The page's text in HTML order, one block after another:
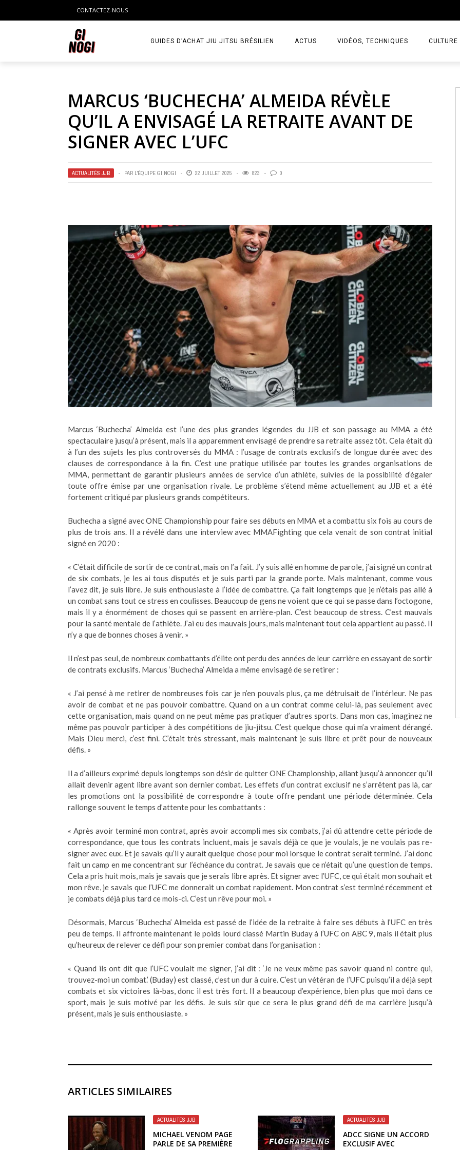
CONTACTEZ-NOUS
GUIDES D’ACHAT JIU JITSU BRÉSILIEN ACTUS VIDÉOS, TECHNIQUES
MARCUS ‘BUCHECHA’ ALMEIDA RÉVÈLE
QU’IL A ENVISAGÉ LA RETRAITE AVANT DE
SIGNER AVEC L’UFC
ACTUALITÉS JJB PAR L'ÉQUIPE GI NOGI 22 JUILLET 2025 823 0
Marcus ‘Buchecha’ Almeida est l’une des plus grandes légendes du JJB et son passage au MMA a été
spectaculaire jusqu’à présent, mais il a apparemment envisagé de prendre sa retraite assez tôt. Cela était dû
à l’un des sujets les plus controversés du MMA : l’usage de contrats exclusifs de longue durée avec des
clauses de correspondance à la fin. C’est une pratique utilisée par toutes les grandes organisations de
MMA, permettant de garantir plusieurs années de service d’un athlète, suivies de la possibilité d’égaler
toute offre émise par une organisation rivale. Le problème s’étend même actuellement au JJB et a été
fortement critiqué par plusieurs grands compétiteurs.
Buchecha a signé avec ONE Championship pour faire ses débuts en MMA et a combattu six fois au cours de
plus de trois ans. Il a révélé dans une interview avec MMAFighting que cela venait de son contrat initial
signé en 2020 :
« C’était difficile de sortir de ce contrat, mais on l’a fait. J’y suis allé en homme de parole, j’ai signé un contrat
de six combats, je les ai tous disputés et je suis parti par la grande porte. Mais maintenant, comme vous
l’avez dit, je suis libre. Je suis enthousiaste à l’idée de combattre. Ça fait longtemps que je n’étais pas allé à
un combat sans tout ce stress en coulisses. Beaucoup de gens ne voient que ce qui se passe dans l’octogone,
mais il y a énormément de choses qui se passent en arrière-plan. C’est beaucoup de stress. C’est mauvais
pour la santé mentale de l’athlète. J’ai eu des mauvais jours, mais maintenant tout cela appartient au passé. Il
n’y a que de bonnes choses à venir. »
Il n’est pas seul, de nombreux combattants d’élite ont perdu des années de leur carrière en essayant de sortir
de contrats exclusifs. Marcus ‘Buchecha’ Almeida a même envisagé de se retirer :
« J’ai pensé à me retirer de nombreuses fois car je n’en pouvais plus, ça me détruisait de l’intérieur. Ne pas
avoir de combat et ne pas pouvoir combattre. Quand on a un contrat comme celui-là, pas seulement avec
cette organisation, mais quand on ne peut même pas pratiquer d’autres sports. Dans mon cas, imaginez ne
même pas pouvoir participer à des compétitions de jiu-jitsu. C’est quelque chose qui m’a vraiment dérangé.
Mais Dieu merci, c’est fini. C’était très stressant, mais maintenant je suis libre et prêt pour de nouveaux
défis. »
Il a d’ailleurs exprimé depuis longtemps son désir de quitter ONE Championship, allant jusqu’à annoncer qu’il
allait devenir agent libre avant son dernier combat. Les effets d’un contrat exclusif ne s’arrêtent pas là, car
les promotions ont la possibilité de correspondre à toute offre pendant une période déterminée. Cela
rallonge souvent le temps d’attente pour les combattants :
« Après avoir terminé mon contrat, après avoir accompli mes six combats, j’ai dû attendre cette période de
correspondance, que tous les contrats incluent, mais je savais déjà ce que je voulais, je ne voulais pas re-
signer avec eux. Et je savais qu’il y aurait quelque chose pour moi lorsque le contrat serait terminé. J’ai donc
fait un camp en me concentrant sur l’échéance du contrat. Je savais que ce n’était qu’une question de temps.
Cela a pris huit mois, mais je savais que je serais libre après. Et signer avec l’UFC, ce qui était mon souhait et
mon rêve, je savais que l’UFC me donnerait un combat rapidement. Mon contrat s’est terminé récemment et
je combats déjà plus tard ce mois-ci. C’est un rêve pour moi. »
Désormais, Marcus ‘Buchecha’ Almeida est passé de l’idée de la retraite à faire ses débuts à l’UFC en très
peu de temps. Il affronte maintenant le poids lourd classé Martin Buday à l’UFC on ABC 9, mais il était plus
qu’heureux de relever ce défi pour son premier combat dans l’organisation :
« Quand ils ont dit que l’UFC voulait me signer, j’ai dit : ‘Je ne veux même pas savoir quand ni contre qui,
trouvez-moi un combat.’ (Buday) est classé, c’est un dur à cuire. C’est un vétéran de l’UFC puisqu’il a déjà sept
combats et six victoires là-bas, donc il est très fort. Il a beaucoup d’expérience, bien plus que moi dans ce
sport, mais je suis motivé par les défis. Je suis sûr que ce sera le plus grand défi de ma carrière jusqu’à
présent, mais je suis enthousiaste. »
ARTICLES SIMILAIRES
ACTUALITÉS JJB
MICHAEL VENOM PAGE
PARLE DE SA PREMIÈRE
ACTUALITÉS JJB
ADCC SIGNE UN ACCORD
EXCLUSIF AVEC